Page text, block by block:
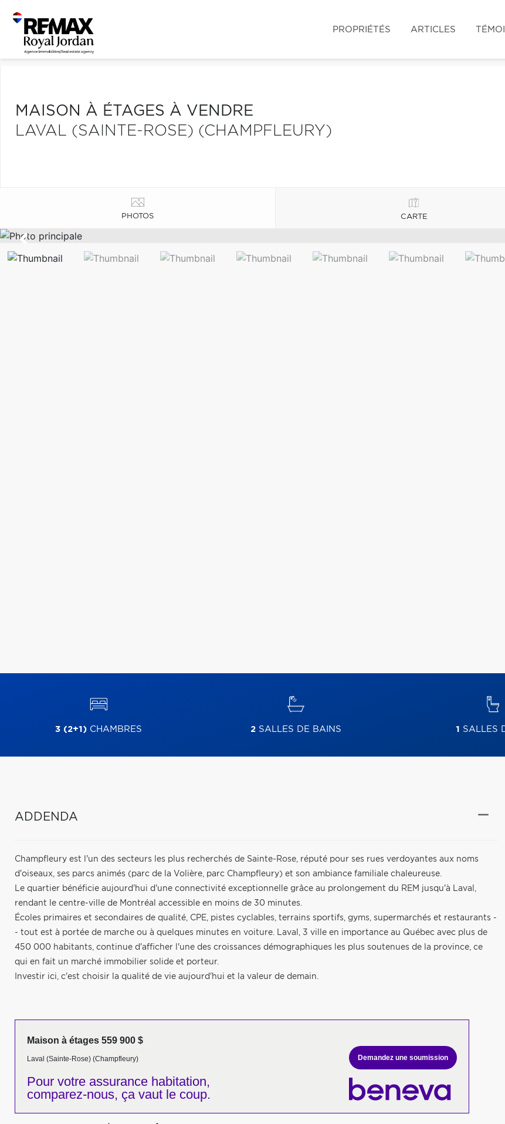
PROPRIÉTÉS ARTICLES
MAISON À ÉTAGES À VENDRE
LAVAL (SAINTE-ROSE) (CHAMPFLEURY)
PHOTOS CARTE
3 (2+1) CHAMBRES 2SALLES DE BAINS 1 SALLES
ADDENDA
Champfleury est l'un des secteurs les plus recherchés de Sainte-Rose, réputé pour ses rues verdoyantes aux noms
d'oiseaux, ses parcs animés (parc de la Volière, parc Champfleury) et son ambiance familiale chaleureuse.
Le quartier bénéficie aujourd'hui d'une connectivité exceptionnelle grâce au prolongement du REM jusqu'à Laval,
rendant le centre-ville de Montréal accessible en moins de 30 minutes.
Écoles primaires et secondaires de qualité, CPE, pistes cyclables, terrains sportifs, gyms, supermarchés et restaurants -
- tout est à portée de marche ou à quelques minutes en voiture. Laval, 3 ville en importance au Québec avec plus de
450 000 habitants, continue d'afficher l'une des croissances démographiques les plus soutenues de la province, ce
qui en fait un marché immobilier solide et porteur.
Investir ici, c'est choisir la qualité de vie aujourd'hui et la valeur de demain.
Maison à étages 559 900 $
Laval (Sainte-Rose) (Champfleury)
Pour votre assurance habitation,
comparez-nous, ça vaut le coup.
Demandez une soumission